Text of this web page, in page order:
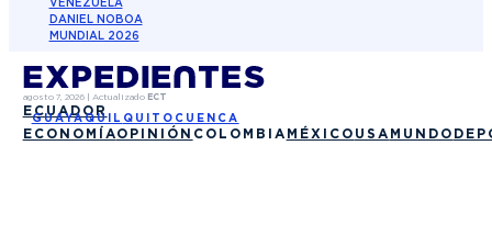
DANIEL NOBOA
MUNDIAL 2026
agosto 7, 2026| Actualizado ECT
ECUADOR
GUAYAQUIL QUITO CUENCA
ECONOMÍAOPINIÓN COLOMBIA MÉXICO USA MUNDO